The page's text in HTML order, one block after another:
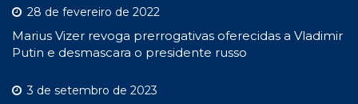
28 de fevereiro de 2022
Marius Vizer revoga prerrogativas oferecidas a Vladimir
Putin e desmascara o presidente russo
3 de setembro de 2023